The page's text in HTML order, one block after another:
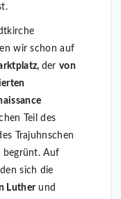
wir schon auf
der von
Teil des
Trajuhnschen
begrünt. Auf
sich die
Lutherund